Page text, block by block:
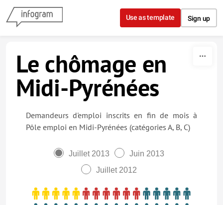
Skip to content
Use as template Sign up
Le chômage en
Midi-Pyrénées
Demandeurs d'emploi inscrits en fin de mois à
Pôle emploi en Midi-Pyrénées (catégories A, B, C)
Juillet 2013
Juin 2013
Juillet 2012